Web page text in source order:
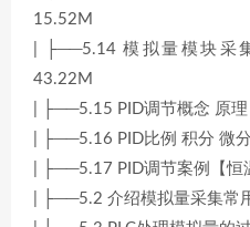
15.52M
| ├──5.14 模拟量模块采
43.22M
| ├──5.15 PID调节概念 原
| ├──5.16 PID比例 积分 微
| ├──5.17 PID调节案例【
| ├──5.2 介绍模拟量采集常